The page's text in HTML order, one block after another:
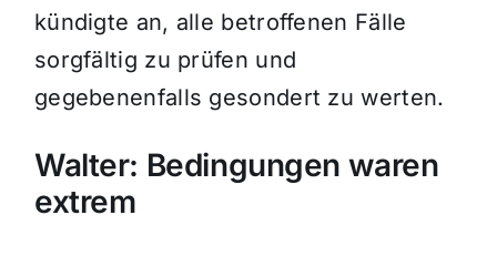
kündigte an, alle betroffenen Fälle
sorgfältig zu prüfen und
gegebenenfalls gesondert zu werten.
Walter: Bedingungen waren
extrem